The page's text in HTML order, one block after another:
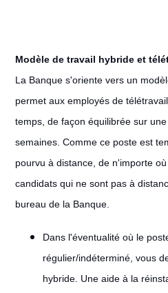
Modèle de travail hybride et
La Banque s'oriente vers un
permet aux employés de
temps, de façon équilibrée sur
semaines. Comme ce poste est
pourvu à distance, de n'importe
candidats qui ne sont pas à
bureau de la Banque.
Dans l'éventualité où le
régulier/indéterminé, vous
hybride. Une aide à la